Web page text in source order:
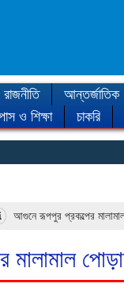
রাজনীতি আন্তর্জাতিক
ও শিক্ষা চাকরি
আগুনে রূপপুর প্রকল্পের